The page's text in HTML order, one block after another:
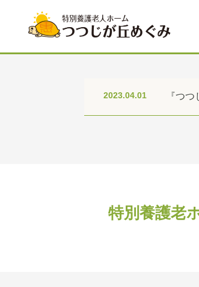
2023.04.01 『つ
特別養護老